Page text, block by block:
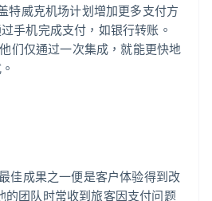
威克机场计划增加更多支付方
手机完成支付，如银行转账。
们仅通过一次集成，就能更快地
佳成果之一便是客户体验得到改
团队时常收到旅客因支付问题